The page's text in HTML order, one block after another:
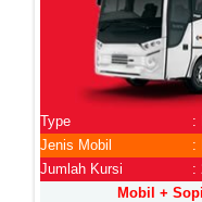
Type
:
Jenis Mobil
:
Jumlah Kursi
:
Mobil +